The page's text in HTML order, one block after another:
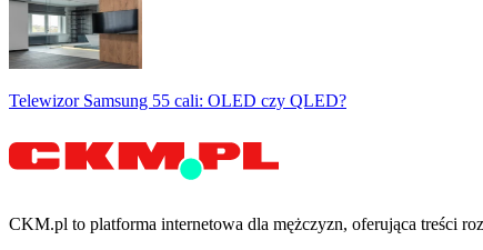
Telewizor Samsung 55 cali: OLED czy QLED?
CKM.pl to platforma internetowa dla mężczyzn, oferująca treści